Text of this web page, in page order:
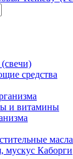
средства
и витамины
масла
мускус Каборги